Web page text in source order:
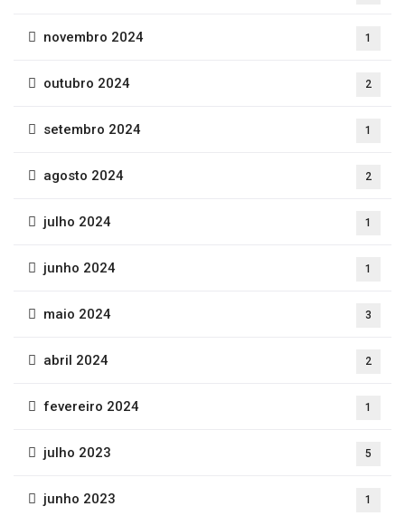
novembro 2024 1
outubro 2024 2
setembro 2024 1
agosto 2024 2
julho 2024 1
junho 2024 1
maio 2024 3
abril 2024 2
fevereiro 2024 1
julho 2023 5
junho 2023 1